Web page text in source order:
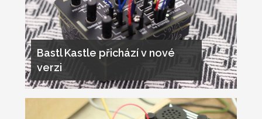
Bastl Kastle přichází v nové
verzi